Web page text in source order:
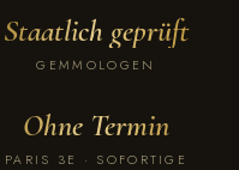
Staatlich geprüft
GEMMOLOGEN
Ohne Termin
PARIS 3E · SOFORTIGE